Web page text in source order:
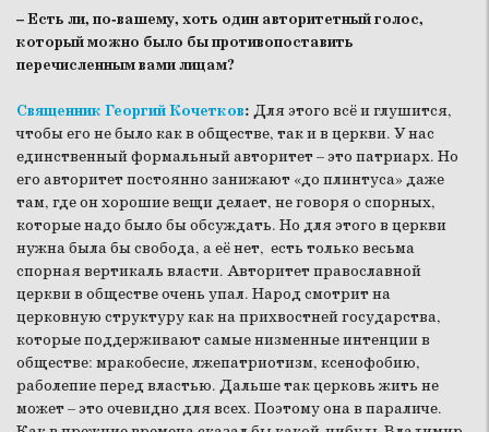
– Есть ли, по-вашему, хоть один авторитетный голос,
который можно было бы противопоставить
перечисленным вами лицам?
Священник Георгий Кочетков: Для этого всё и глушится,
чтобы его не было как в обществе, так и в церкви. У нас
единственный формальный авторитет – это патриарх. Но
его авторитет постоянно занижают «до плинтуса» даже
там, где он хорошие вещи делает, не говоря о спорных,
которые надо было бы обсуждать. Но для этого в церкви
нужна была бы свобода, а её нет, есть только весьма
спорная вертикаль власти. Авторитет православной
церкви в обществе очень упал. Народ смотрит на
церковную структуру как на прихвостней государства,
которые поддерживают самые низменные интенции в
обществе: мракобесие, лжепатриотизм, ксенофобию,
раболепие перед властью. Дальше так церковь жить не
может – это очевидно для всех. Поэтому она в параличе.